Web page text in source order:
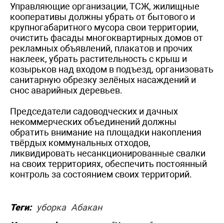
Управляющие организации, ТСЖ, жилищные
кооперативы должны убрать от бытового и
крупногабаритного мусора свои территории,
очистить фасады многоквартирных домов от
рекламных объявлений, плакатов и прочих
наклеек, убрать растительность с крыш и
козырьков над входом в подъезд, организовать
санитарную обрезку зелёных насаждений и
снос аварийных деревьев.
Председатели садоводческих и дачных
некоммерческих объединений должны
обратить внимание на площадки накопления
твёрдых коммунальных отходов,
ликвидировать несанкционированные свалки
на своих территориях, обеспечить постоянный
контроль за состоянием своих территорий.
Теги: уборка Абакан